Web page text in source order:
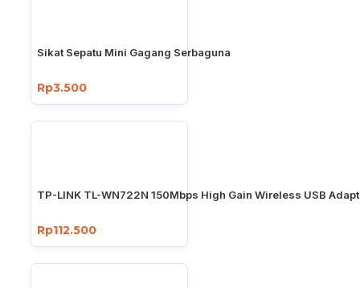
Sikat Sepatu Mini Gagang Serbaguna
Rp3.500
TP-LINK TL-WN722N 150Mbps High Gain Wireless USB
Rp112.500